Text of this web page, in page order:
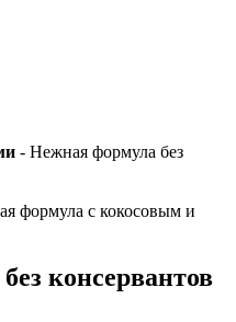
- Нежная формула без
формула с кокосовым и
консервантов